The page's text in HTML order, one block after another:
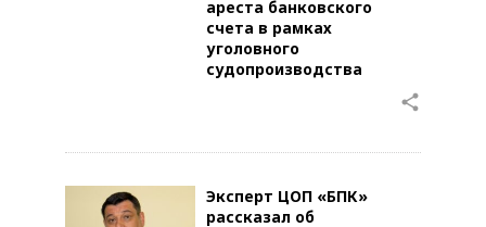
ареста банковского
счета в рамках
уголовного
судопроизводства
share
Эксперт ЦОП «БПК»
рассказал об